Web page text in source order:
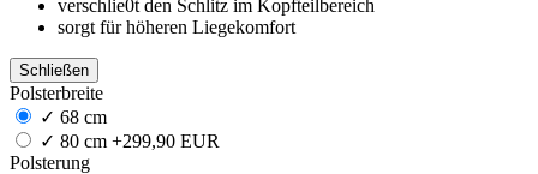
verschlie0t den Schlitz im Kopfteilbereich
sorgt für höheren Liegekomfort
Schließen
Polsterbreite
✓ 68 cm
✓ 80 cm +299,90 EUR
Polsterung